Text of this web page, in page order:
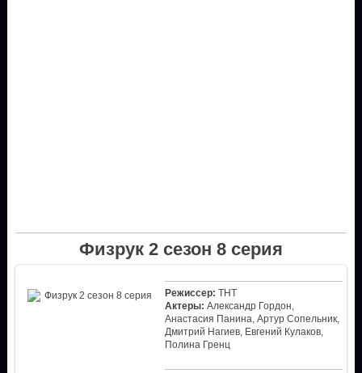
Физрук 2 сезон 8 серия
Режиссер: ТНТ
Актеры: Александр Гордон,
Анастасия Панина, Артур Сопельник,
Дмитрий Нагиев, Евгений Кулаков,
Полина Гренц